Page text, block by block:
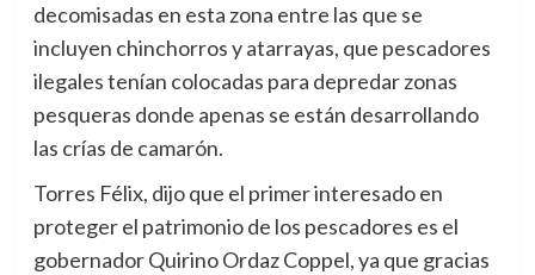
decomisadas en esta zona entre las que se
incluyen chinchorros y atarrayas, que pescadores
ilegales tenían colocadas para depredar zonas
pesqueras donde apenas se están desarrollando
las crías de camarón.
Torres Félix, dijo que el primer interesado en
proteger el patrimonio de los pescadores es el
gobernador Quirino Ordaz Coppel, ya que gracias